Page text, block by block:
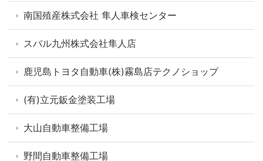
南国殖産株式会社 隼人車検センター
スバル九州株式会社隼人店
鹿児島トヨタ自動車(株)霧島店テクノショップ
(有)立元鈑金塗装工場
大山自動車整備工場
野間自動車整備工場